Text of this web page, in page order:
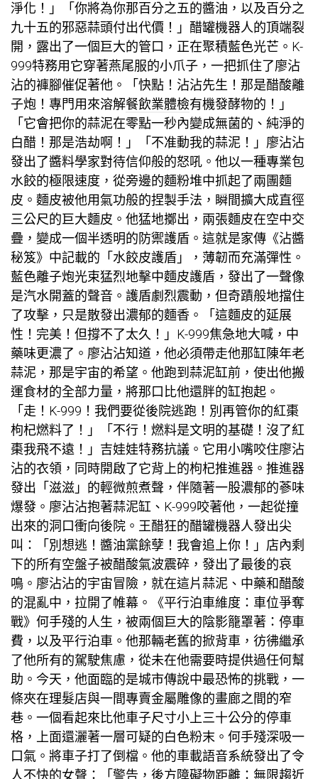
淨化！」「你將為你那百分之五的醬油，以及百分之
九十五的邪惡蒜頭付出代價！」醋罐機器人的頂端裂
開，露出了一個巨大的管口，正在聚積藍色光芒。K-
999特務用它穿著燕尾服的小爪子，一把抓住了廖沾
沾的褲腳催促著他。「快點！沾沾先生！那是醋酸離
子炮！專門用來溶解餐飲業體檢有機發酵物的！」
「它會把你的蒜泥在零點一秒內變成無菌的、純淨的
白醋！那是浩劫啊！」「不准動我的蒜泥！」廖沾沾
發出了醬料學家對待信仰般的怒吼。他以一種專業包
水餃的極限速度，從旁邊的麵粉堆中抓起了兩團麵
皮。麵皮被他用氣功般的捏製手法，瞬間擴大成直徑
三公尺的巨大麵皮。他猛地擲出，兩張麵皮在空中交
疊，變成一個半透明的防禦護盾。這就是家傳《沾醬
秘笈》中記載的「水餃皮護盾」，薄韌而充滿彈性。
藍色離子炮光束猛烈地擊中麵皮護盾，發出了一聲像
是汽水開蓋的聲音。護盾劇烈震動，但奇蹟般地擋住
了攻擊，只是散發出濃郁的麵香。「這麵皮的延展
性！完美！但撐不了太久！」K-999焦急地大喊，中
藥味更濃了。廖沾沾知道，他必須帶走他那缸陳年老
蒜泥，那是宇宙的希望。他跑到蒜泥缸前，使出他搬
運食材的全部力量，將那口比他還胖的缸抱起。
「走！K-999！我們要從後院逃跑！別再管你的紅棗
枸杞燃料了！」「不行！燃料是文明的基礎！沒了紅
棗我飛不遠！」吉娃娃特務抗議。它用小嘴咬住廖沾
沾的衣領，同時開啟了它背上的枸杞推進器。推進器
發出「滋滋」的輕微煎煮聲，伴隨著一股濃郁的蔘味
爆發。廖沾沾抱著蒜泥缸、K-999咬著他，一起從撞
出來的洞口衝向後院。王醋狂的醋罐機器人發出尖
叫：「別想逃！醬油黨餘孽！我會追上你！」店內剩
下的所有空盤子被醋酸氣波震碎，發出了最後的哀
鳴。廖沾沾的宇宙冒險，就在這片蒜泥、中藥和醋酸
的混亂中，拉開了帷幕。《平行泊車維度：車位爭奪
戰》何手殘的人生，被兩個巨大的陰影籠罩著：停車
費，以及平行泊車。他那輛老舊的掀背車，彷彿繼承
了他所有的駕駛焦慮，從未在他需要時提供過任何幫
助。今天，他面臨的是城市傳說中最恐怖的挑戰，一
條夾在理髮店與一間專賣金屬雕像的畫廊之間的窄
巷。一個看起來比他車子尺寸小上三十公分的停車
格，上面還灑著一層可疑的白色粉末。何手殘深吸一
口氣。將車子打了倒檔。他的車載語音系統發出了令
人不快的女聲：「警告，後方障礙物距離：無限趨近